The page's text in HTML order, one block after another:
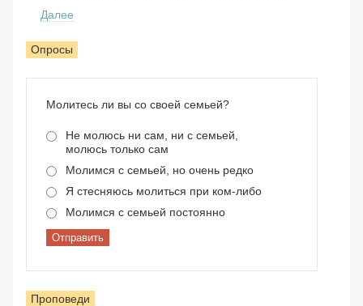
Далее
Опросы
Молитесь ли вы со своей семьей?
Не молюсь ни сам, ни с семьей,
молюсь только сам
Молимся с семьей, но очень редко
Я стесняюсь молиться при ком-либо
Молимся с семьей постоянно
Отправить
Проповеди